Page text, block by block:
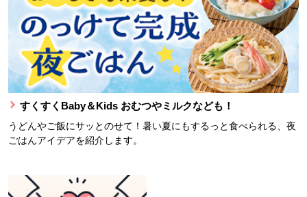
すくすくBaby＆Kids おむつやミルクなども！
うどんやご飯にサッとのせて！暑い夏にもするっと食べられる、夜
ごはんアイデアを紹介します。